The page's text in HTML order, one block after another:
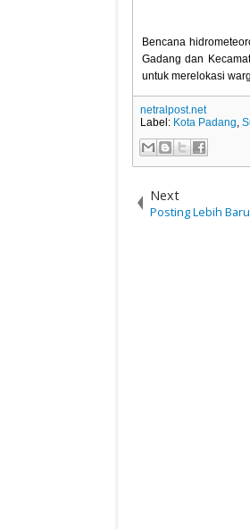
Bencana
Gadang dan
untuk merelokasi
netralpost.net
Label: Kota Padang,
Next
Posting Lebih Baru